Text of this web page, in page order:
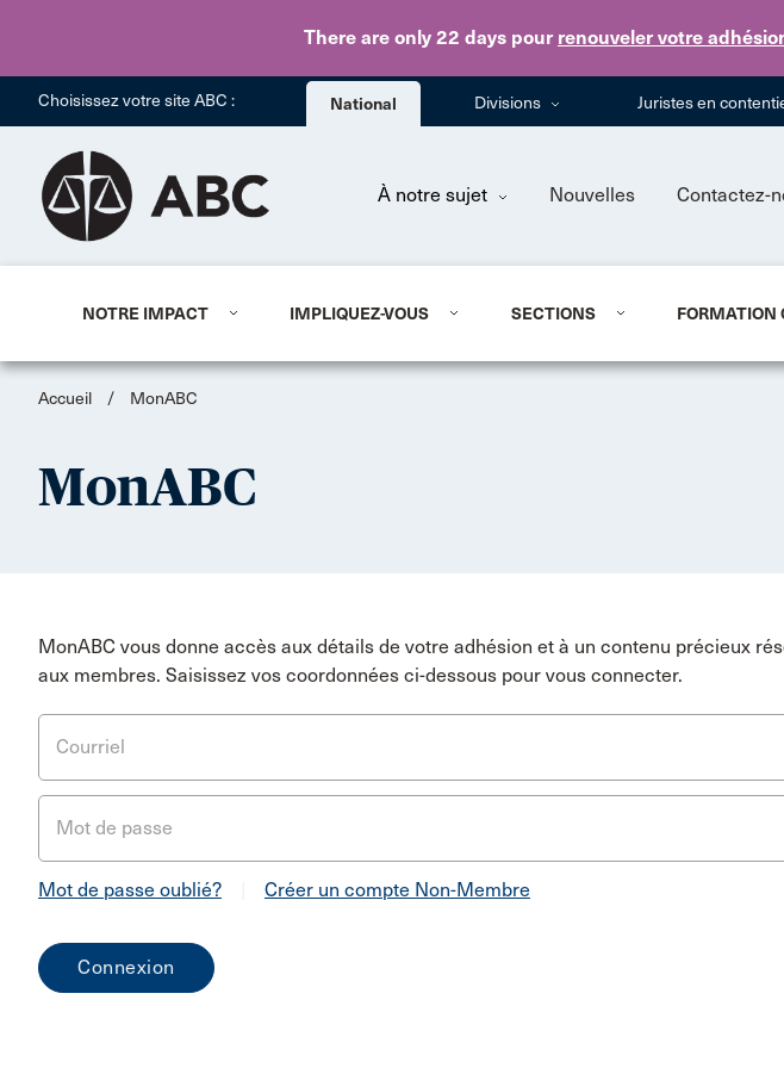
There are only 22 days pour renouveler votre
Choisissez votre site ABC : National Divisions Juristes en
À notre sujet Nouvelles Contactez-
NOTRE IMPACT IMPLIQUEZ-VOUS SECTIONS FORMATION
Accueil / MonABC
MonABC
MonABC vous donne accès aux détails de votre adhésion et à un contenu précieux
aux membres. Saisissez vos coordonnées ci-dessous pour vous connecter.
Courriel
Mot de passe
Mot de passe oublié? Créer un compte Non-Membre